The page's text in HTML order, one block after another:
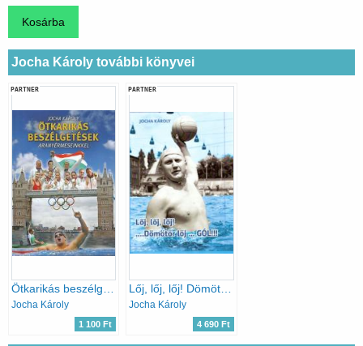
Jocha Károly további könyvei
PARTNER
Jocha Károly
1 100 Ft
PARTNER
Jocha Károly
4 690 Ft